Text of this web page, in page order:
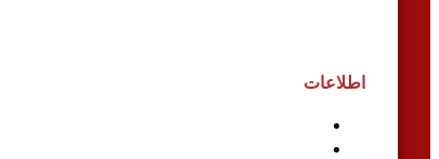
اطلاعات